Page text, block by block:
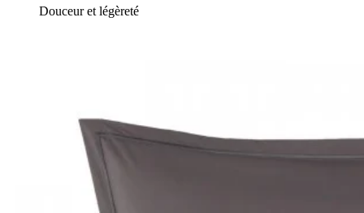
Douceur et légèreté